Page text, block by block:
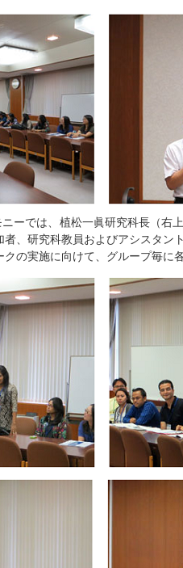
ーでは、植松一眞研究科長（右
、研究科教員およびアシスタン
の実施に向けて、グループ毎に